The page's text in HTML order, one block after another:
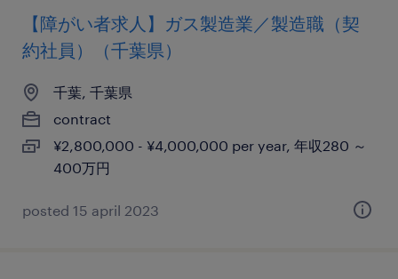
【障がい者求人】ガス製造業／製造職（契
約社員）（千葉県）
千葉, 千葉県
contract
¥2,800,000 - ¥4,000,000 per year, 年収280 ～
400万円
posted 15 april 2023